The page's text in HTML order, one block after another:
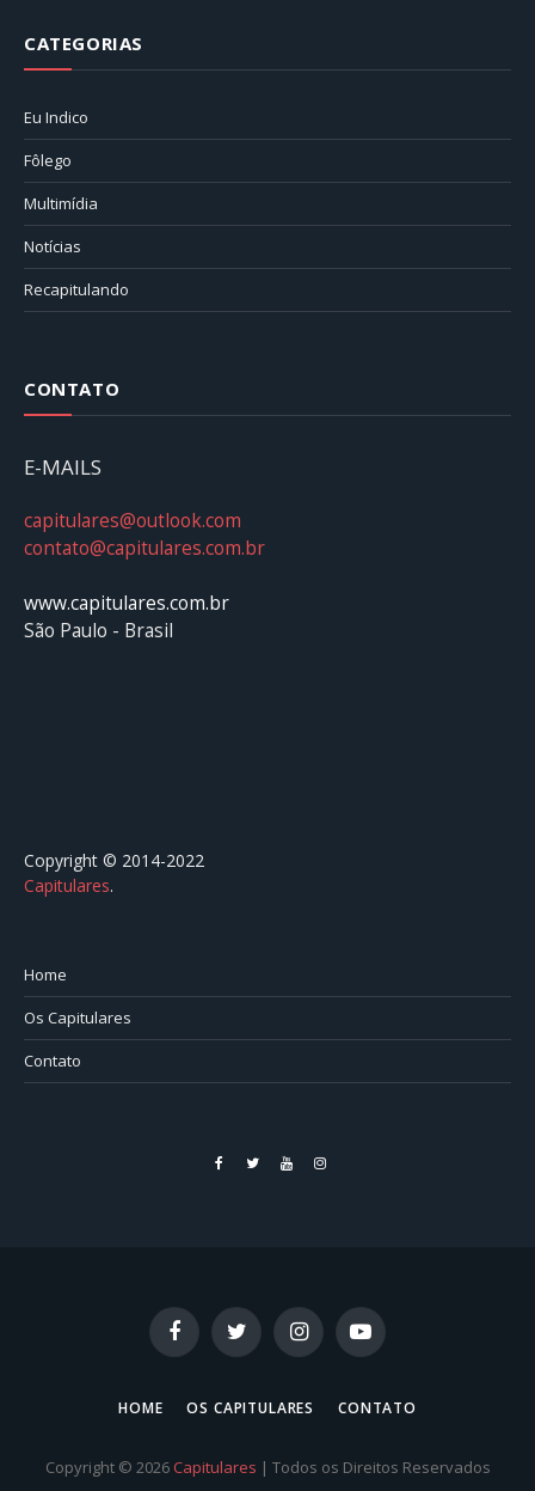
CATEGORIAS
Eu Indico
Fôlego
Multimídia
Notícias
Recapitulando
CONTATO
E-MAILS
capitulares@outlook.com
contato@capitulares.com.br
www.capitulares.com.br
São Paulo - Brasil
Copyright © 2014-2022
Capitulares.⠀⠀⠀⠀⠀⠀⠀⠀⠀⠀⠀⠀⠀⠀⠀⠀⠀⠀⠀⠀⠀⠀⠀⠀⠀⠀⠀
Home
Os Capitulares
Contato
FacebookTwitterYouTubeInstagram
FacebookTwitter InstagramYouTube
HOME OS CAPITULARES CONTATO
Copyright © 2026 Capitulares | Todos os Direitos Reservados